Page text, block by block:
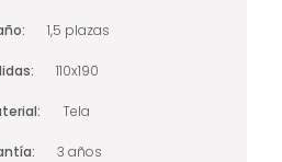
1,5 plazas
110x190
Tela
3 años